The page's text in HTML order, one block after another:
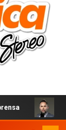
MARCOS